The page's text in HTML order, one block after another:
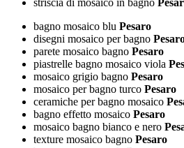
striscia di mosaico in bagno
bagno mosaico blu Pesaro
disegni mosaico per bagno
parete mosaico bagno Pesaro
piastrelle bagno mosaico viola
mosaico grigio bagno Pesaro
mosaico per bagno turco Pesaro
ceramiche per bagno mosaico
bagno effetto mosaico Pesaro
mosaico bagno bianco e nero
texture mosaico bagno Pesaro